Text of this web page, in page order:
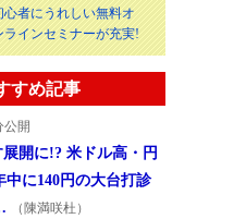
心者にうれしい無料オ
ラインセミナーが充実!
すめ記事
公開
開に!? 米ドル高・円
中に140円の大台打診
（陳満咲杜）